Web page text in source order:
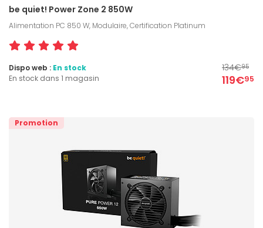
be quiet! Power Zone 2 850W
Alimentation PC 850 W, Modulaire, Certification Platinum
134€95
119€95
Dispo web : En stock
En stock dans 1 magasin
Promotion